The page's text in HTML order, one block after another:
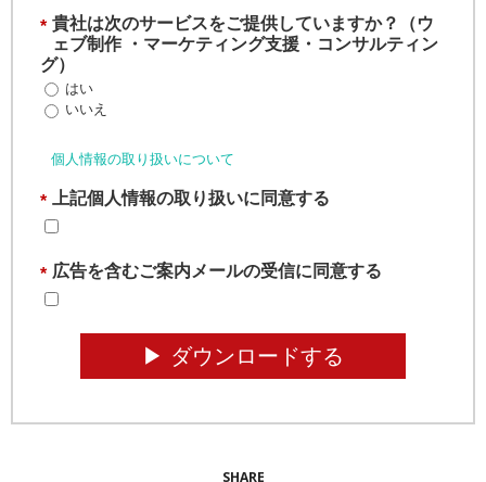
* 貴社は次のサービスをご提供していますか？（ウ
ェブ制作 ・マーケティング支援・コンサルティン
グ）
はい
いいえ
個人情報の取り扱いについて
* 上記個人情報の取り扱いに同意する
* 広告を含むご案内メールの受信に同意する
▶︎ ダウンロードする
SHARE